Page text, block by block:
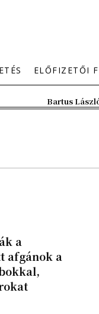
ELŐFIZETŐI
Bartus
a
afgánok a